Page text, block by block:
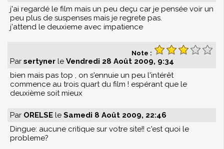
j'ai regardé le film mais un peu deçu car je pensée voir un
peu plus de suspenses mais je regrete pas.
j'attend le deuxieme avec impatience
Note :
Par sertyner le Vendredi 28 Août 2009, 9:34
bien mais pas top , on s'ennuie un peu l'intérêt
commence au trois quart du film ! espérant que le
deuxième soit mieux
Par ORELSE le Samedi 8 Août 2009, 22:46
Dingue: aucune critique sur votre site!! c'est quoi le
probleme?